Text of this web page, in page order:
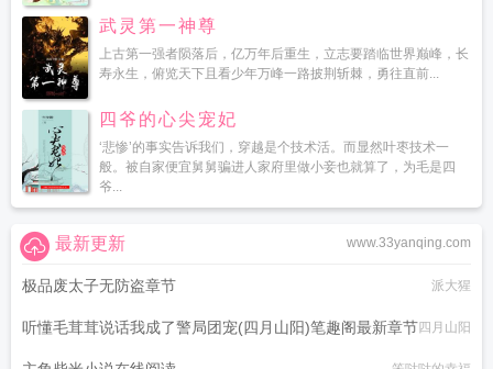
武灵第一神尊
上古第一强者陨落后，亿万年后重生，立志要踏临世界巅峰，长
寿永生，俯览天下且看少年万峰一路披荆斩棘，勇往直前...
四爷的心尖宠妃
‘悲惨’的事实告诉我们，穿越是个技术活。而显然叶枣技术一
般。被自家便宜舅舅骗进人家府里做小妾也就算了，为毛是四
爷...
www.33yanqing.com
最新更新
极品废太子无防盗章节 派大猩
听懂毛茸茸说话我成了警局团宠(四月山阳)笔趣阁最新章节四月山阳